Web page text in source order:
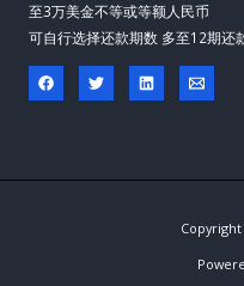
至3万美金不等或等额人民币
可自行选择还款期数 多至12期还
Copyright